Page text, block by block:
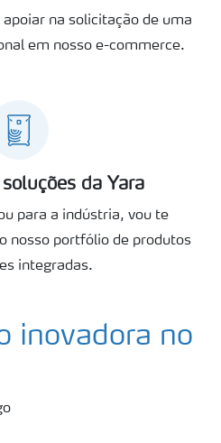
na solicitação de uma
em nosso e-commerce.
da Yara
para a indústria, vou te
nosso portfólio de produtos
integradas.
inovadora no